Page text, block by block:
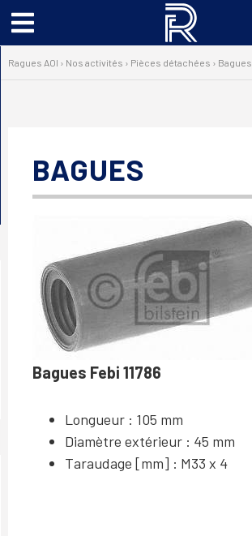
Menu
principal
Ragues AOI › Nos activités › Pièces détachées › Bagues
BAGUES
Bagues Febi 11786
Longueur : 105 mm
Diamètre extérieur : 45 mm
Taraudage [mm] : M33 x 4